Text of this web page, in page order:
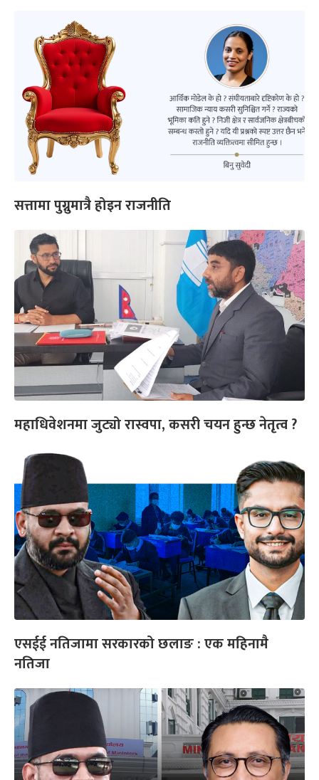
सत्तामा पुग्नुमात्रै होइन राजनीति
महाधिवेशनमा जुट्यो रास्वपा, कसरी चयन हुन्छ नेतृत्व ?
एसईई नतिजामा सरकारको छलाङ : एक महिनामै
नतिजा